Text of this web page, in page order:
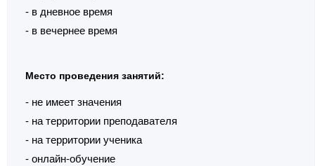
- в дневное время
- в вечернее время
Место проведения занятий:
- не имеет значения
- на территории преподавателя
- на территории ученика
- онлайн-обучение